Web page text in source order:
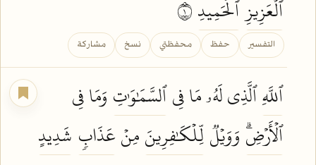
ٱلۡعَزِيزِٱلۡحَمِيدِ
التفسير حفظ محفظتي نسخ مشاركة
ٱللَّهِٱلَّذِي لَهُۥ مَا فِيٱلسَّمَٰوَٰتِ وَمَا فِي
ٱلۡأَرۡضِۗ وَوَيۡلٞلِّلۡكَٰفِرِينَمِنۡعَذَابٖ شَدِيدٍ